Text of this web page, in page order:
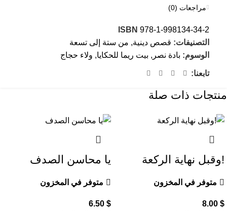
مراجعات (0)
ISBN 978-1-998134-34-2
التصنيفات: قصص دينية, من ستة إلى تسعة
الوسوم: بادة نصر , بيت ريما للحكايا, ولاء حجاج
تابعنا:
منتجات ذات صلة
!وقبل نهاية الركعة
متوفر في المخزون
8.00 $
يا محاسن الصدف
متوفر في المخزون
6.50 $